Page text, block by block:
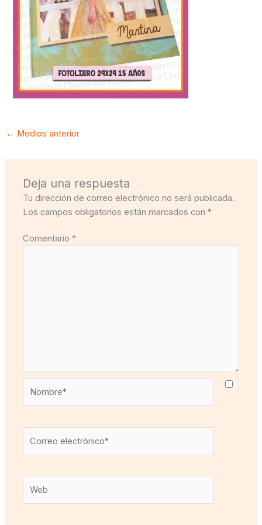
← Medios anterior
Deja una respuesta
Tu dirección de correo electrónico no será publicada.
Los campos obligatorios están marcados con*
Comentario*
electrónico*